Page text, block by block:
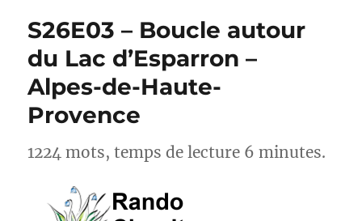
mois-
S26E03 – Boucle autour
du Lac d’Esparron –
Alpes-de-Haute-
Provence
1224 mots, temps de lecture 6 minutes.